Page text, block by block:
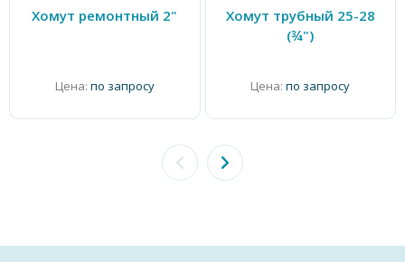
Хомут ремонтный 2"
Цена: по запросу
Хомут трубный 25-28
(¾")
Цена: по запросу